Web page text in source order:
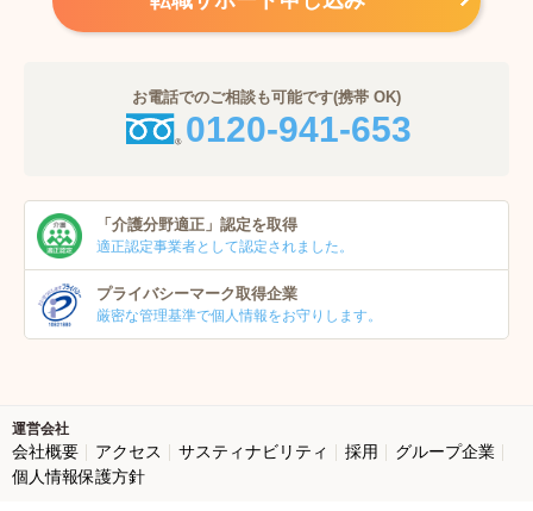
お電話でのご相談も可能です(携帯 OK)
0120-941-653
「介護分野適正」 認定を取得
適正認定事業者として認定されました。
プライバシーマーク取得企業
厳密な管理基準で個人情報をお守りします。
運営会社
会社概要 アクセス サスティナビリティ 採用
グループ企業
個人情報保護方針